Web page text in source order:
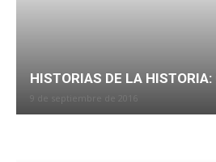
HISTORIAS DE LA
9 de septiembre de 2016